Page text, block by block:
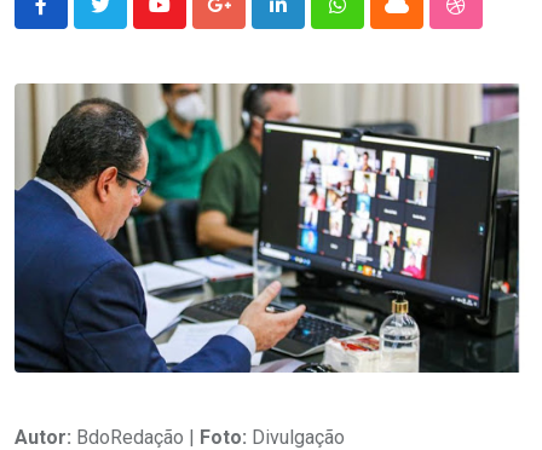
YoutubeGoogle+LinkedInWhatsappCloud
Autor: BdoRedação | Foto: Divulgação